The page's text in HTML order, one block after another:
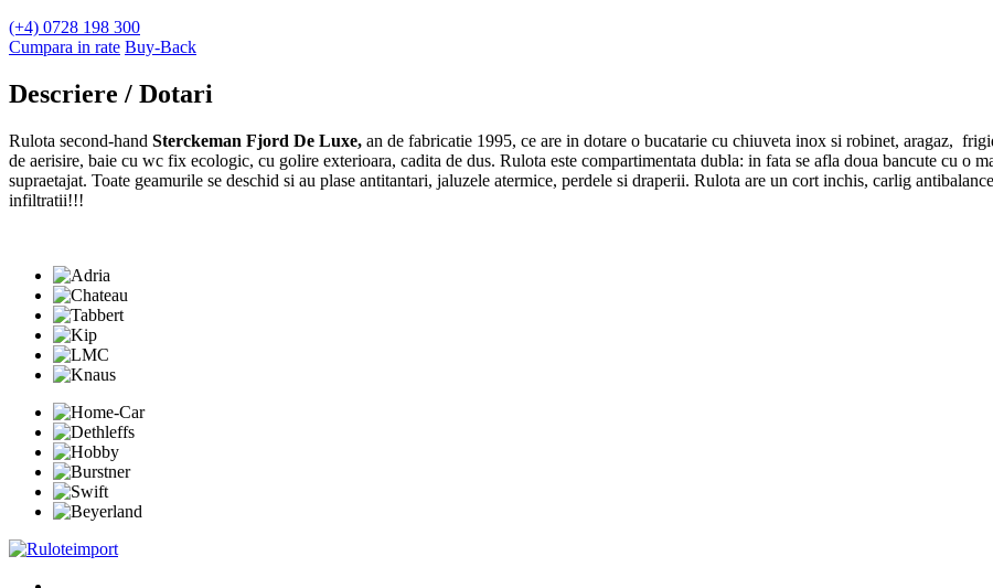
(+4) 0728 198 300
Cumpara in rate Buy-Back
Descriere / Dotari
Rulota second-hand Sterckeman Fjord De Luxe, an de fabricatie 1995, ce are in dotare o bucatarie cu chiuveta inox si robinet, aragaz,
de aerisire, baie cu wc fix ecologic, cu golire exterioara, cadita de dus. Rulota este compartimentata dubla: in fata se afla doua bancute cu o
supraetajat. Toate geamurile se deschid si au plase antitantari, jaluzele atermice, perdele si draperii. Rulota are un cort inchis, carlig
infiltratii!!!